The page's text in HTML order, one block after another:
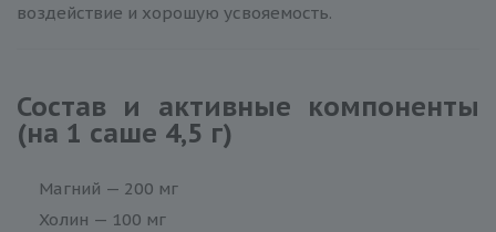
воздействие и хорошую усвояемость.
Состав и активные компоненты
(на 1 саше 4,5 г)
Магний — 200 мг
Холин — 100 мг